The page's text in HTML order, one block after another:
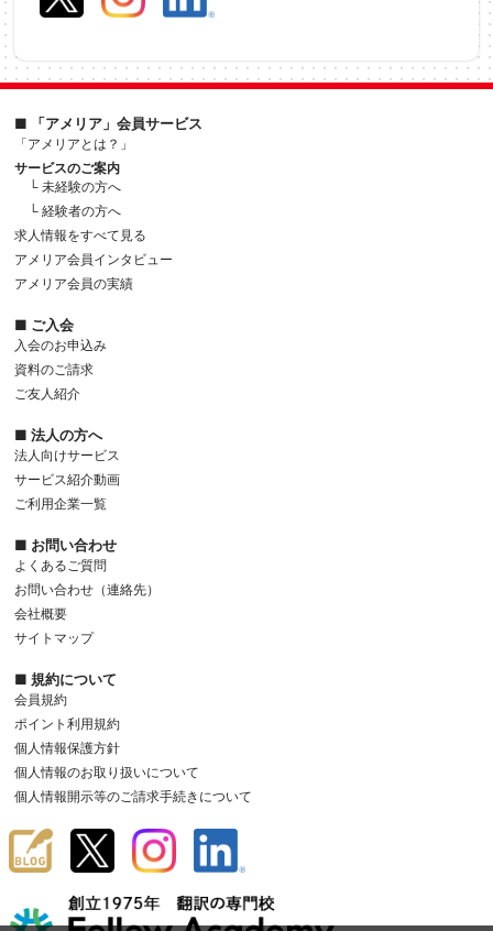
■ 「アメリア」会員サービス
「アメリアとは？」
サービスのご案内
└ 未経験の方へ
└ 経験者の方へ
求人情報をすべて見る
アメリア会員インタビュー
アメリア会員の実績
■ ご入会
入会のお申込み
資料のご請求
ご友人紹介
■ 法人の方へ
法人向けサービス
サービス紹介動画
ご利用企業一覧
■ お問い合わせ
よくあるご質問
お問い合わせ（連絡先）
会社概要
サイトマップ
■ 規約について
会員規約
ポイント利用規約
個人情報保護方針
個人情報のお取り扱いについて
個人情報開示等のご請求手続きについて